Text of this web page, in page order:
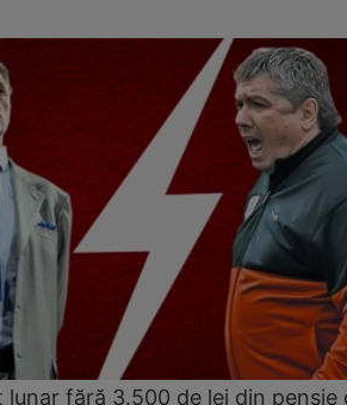
lunar fără 3.500 de lei din pensie